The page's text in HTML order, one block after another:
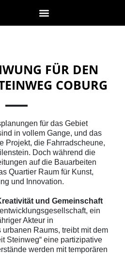
FÜR DEN
COBURG
für das Gebiet
in vollem Gange, und das
Projekt, die Fahrradscheune,
Doch während die
auf die Bauarbeiten
Quartier Raum für Kunst,
und Innovation.
und Gemeinschaft
ein
Akteur in
Raums, treibt mit dem
Steinweg“ eine partizipative
werden mit temporären